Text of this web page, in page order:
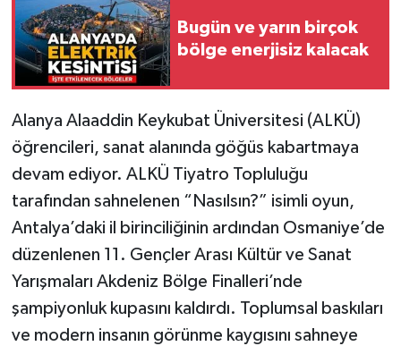
Bugün ve yarın birçok
bölge enerjisiz kalacak
Alanya Alaaddin Keykubat Üniversitesi (ALKÜ)
öğrencileri, sanat alanında göğüs kabartmaya
devam ediyor. ALKÜ Tiyatro Topluluğu
tarafından sahnelenen “Nasılsın?” isimli oyun,
Antalya’daki il birinciliğinin ardından Osmaniye’de
düzenlenen 11. Gençler Arası Kültür ve Sanat
Yarışmaları Akdeniz Bölge Finalleri’nde
şampiyonluk kupasını kaldırdı. Toplumsal baskıları
ve modern insanın görünme kaygısını sahneye